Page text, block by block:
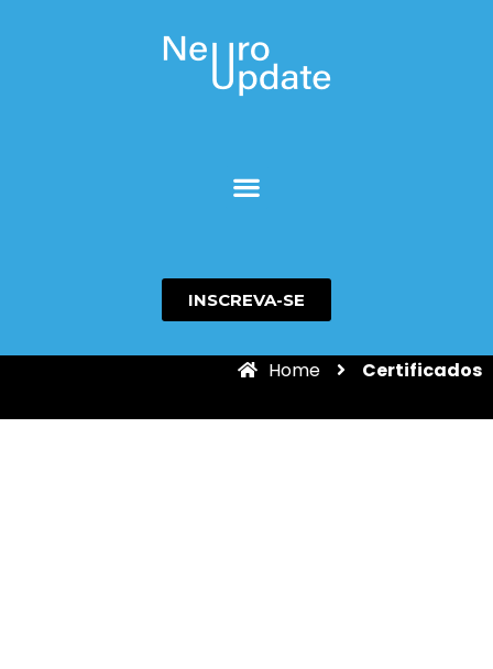
INSCREVA-SE
Certificados
Home Certificados